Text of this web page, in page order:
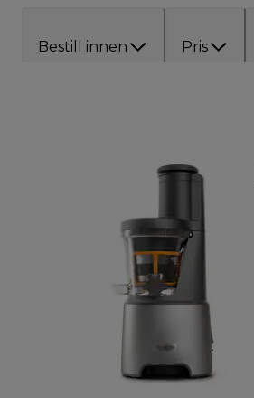
Bestill innen Pris